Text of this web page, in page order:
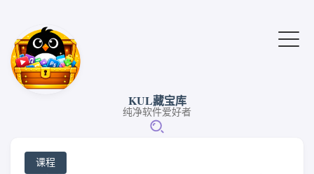
KUL藏宝库
纯净软件爱好者
课程